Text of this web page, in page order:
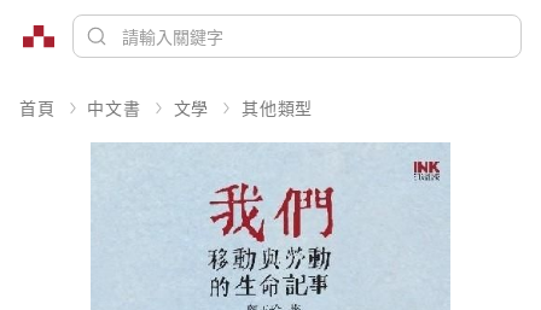
首頁 中文書 文學 其他類型